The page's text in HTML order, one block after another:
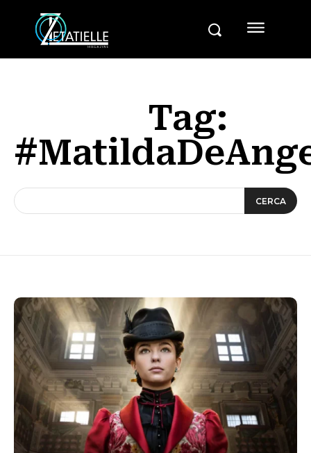
Tag:
CERCA